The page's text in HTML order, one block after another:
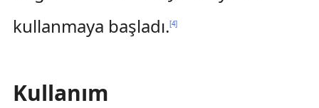
kullanmaya başladı.[4]
Kullanım